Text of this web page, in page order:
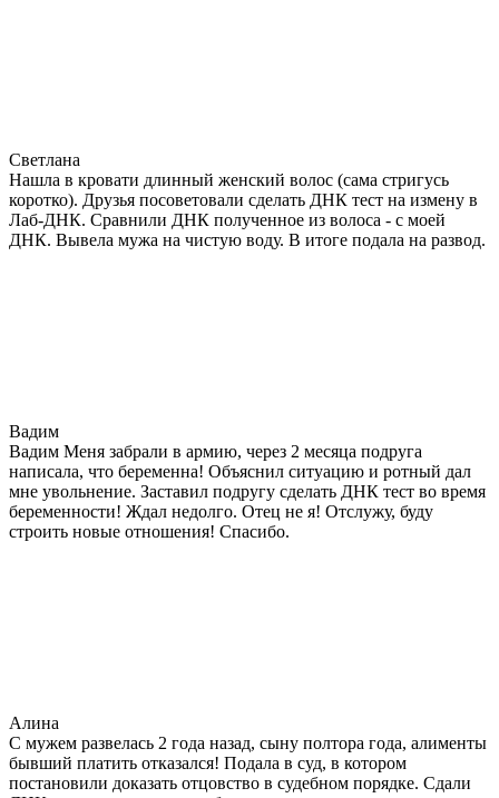
Светлана
Нашла в кровати длинный женский волос (сама стригусь
коротко). Друзья посоветовали сделать ДНК тест на измену в
Лаб-ДНК. Сравнили ДНК полученное из волоса - с моей
ДНК. Вывела мужа на чистую воду. В итоге подала на развод.
Вадим
Вадим Меня забрали в армию, через 2 месяца подруга
написала, что беременна! Объяснил ситуацию и ротный дал
мне увольнение. Заставил подругу сделать ДНК тест во время
беременности! Ждал недолго. Отец не я! Отслужу, буду
строить новые отношения! Спасибо.
Алина
С мужем развелась 2 года назад, сыну полтора года, алименты
бывший платить отказался! Подала в суд, в котором
постановили доказать отцовство в судебном порядке. Сдали